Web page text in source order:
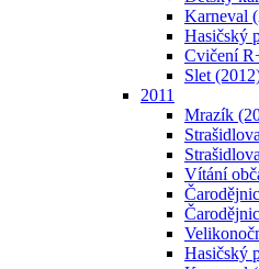
Karneval
Hasičský
Cvičení
Slet
2011
Mrazík
Vítání
Hasičský